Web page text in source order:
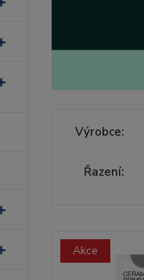
Výrobce:
Řazení:
Akce